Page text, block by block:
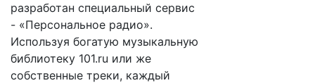
разработан специальный сервис
- «Персональное радио».
Используя богатую музыкальную
библиотеку 101.ru или же
собственные треки, каждый